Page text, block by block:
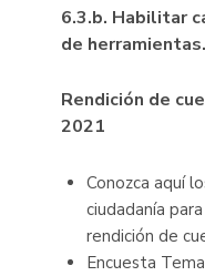
6.3.b. Habilitar
de herramientas.
Rendición de
2021
Conozca aquí
ciudadanía
rendición de
Encuesta